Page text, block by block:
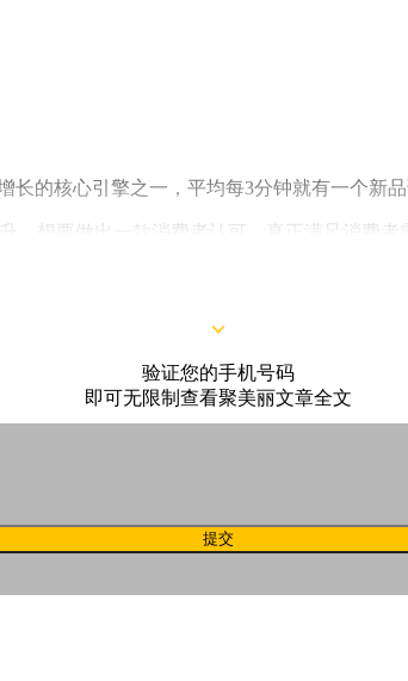
的核心引擎之一，平均每3分钟就有一个新
想要做出一款消费者认可，真正满足消费者
验证您的手机号码
即可无限制查看聚美丽文章全文
提交